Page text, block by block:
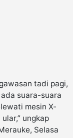
tadi pagi,
suara-suara
mesin X-
ungkap
Selasa